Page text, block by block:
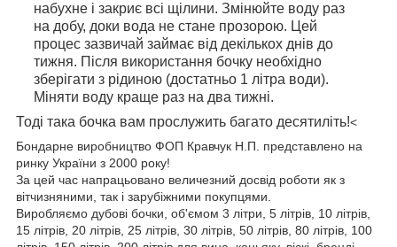
набухне і закриє всі щілини. Змінюйте воду раз
на добу, доки вода не стане прозорою. Цей
процес зазвичай займає від декількох днів до
тижня. Після використання бочку необхідно
зберігати з рідиною (достатньо 1 літра води).
Міняти воду краще раз на два тижні.
Тоді така бочка вам прослужить багато десятиліть!<
Бондарне виробництво ФОП Кравчук Н.П. представлено на
ринку України з 2000 року!
За цей час напрацьовано величезний досвід роботи як з
вітчизняними, так і зарубіжними покупцями.
Виробляємо дубові бочки, об'ємом 3 літри, 5 літрів, 10 літрів,
15 літрів, 20 літрів, 25 літрів, 30 літрів, 50 літрів, 80 літрів, 100